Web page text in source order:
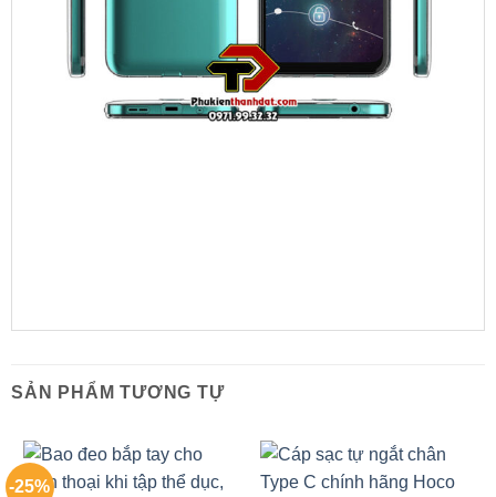
SẢN PHẨM TƯƠNG TỰ
-25%